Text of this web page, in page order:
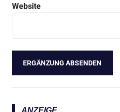
Website
ANZEIGE